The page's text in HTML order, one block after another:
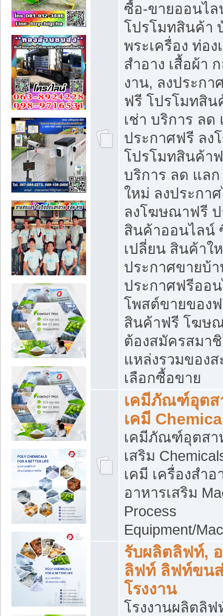
ซื้อ-ขายออนไล
โปรโมทสินค้า
พระเครื่อง ท่อง
สำอาง เสื้อผ้า
งาน, ลงประก
ฟรี โปรโมทสิ
เช่า บริการ ลด
ประกาศฟรี ล
โปรโมทสินค้า
บริการ ลด แล
ใหม่ ลงประกา
ลงโฆษณาฟรี
สินค้าออนไลน์
เปลี่ยน สินค้าใ
ประกาศขายบ้
ประกาศฟรีออ
โพสต์ขายของ
สินค้าฟรี โฆษ
ต้องสมัครสมา
แหล่งรวมของ
เลือกซื้อขาย
เคมีภัณฑ์อุตส
เคมี
เคมีภัณฑ์อุตสา
เสริม
เคมี เครื่องสำ
อาหารเสริม
Process
Equipment/
รับผลิตลิฟท์,
ลิฟท์ ลิฟท์ขน
โรงงาน
โรงงานผลิตลิ